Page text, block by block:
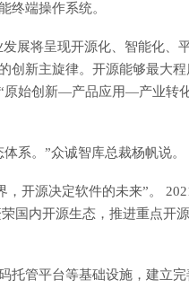
终端操作系统。
展将呈现开源化、智能化、平
创新主旋律。开源能够最大程
原始创新—产品应用—产业转
系。”众诚智库总裁杨帆说。
开源决定软件的未来”。
国内开源生态，推进重点开源
托管平台等基础设施，建立